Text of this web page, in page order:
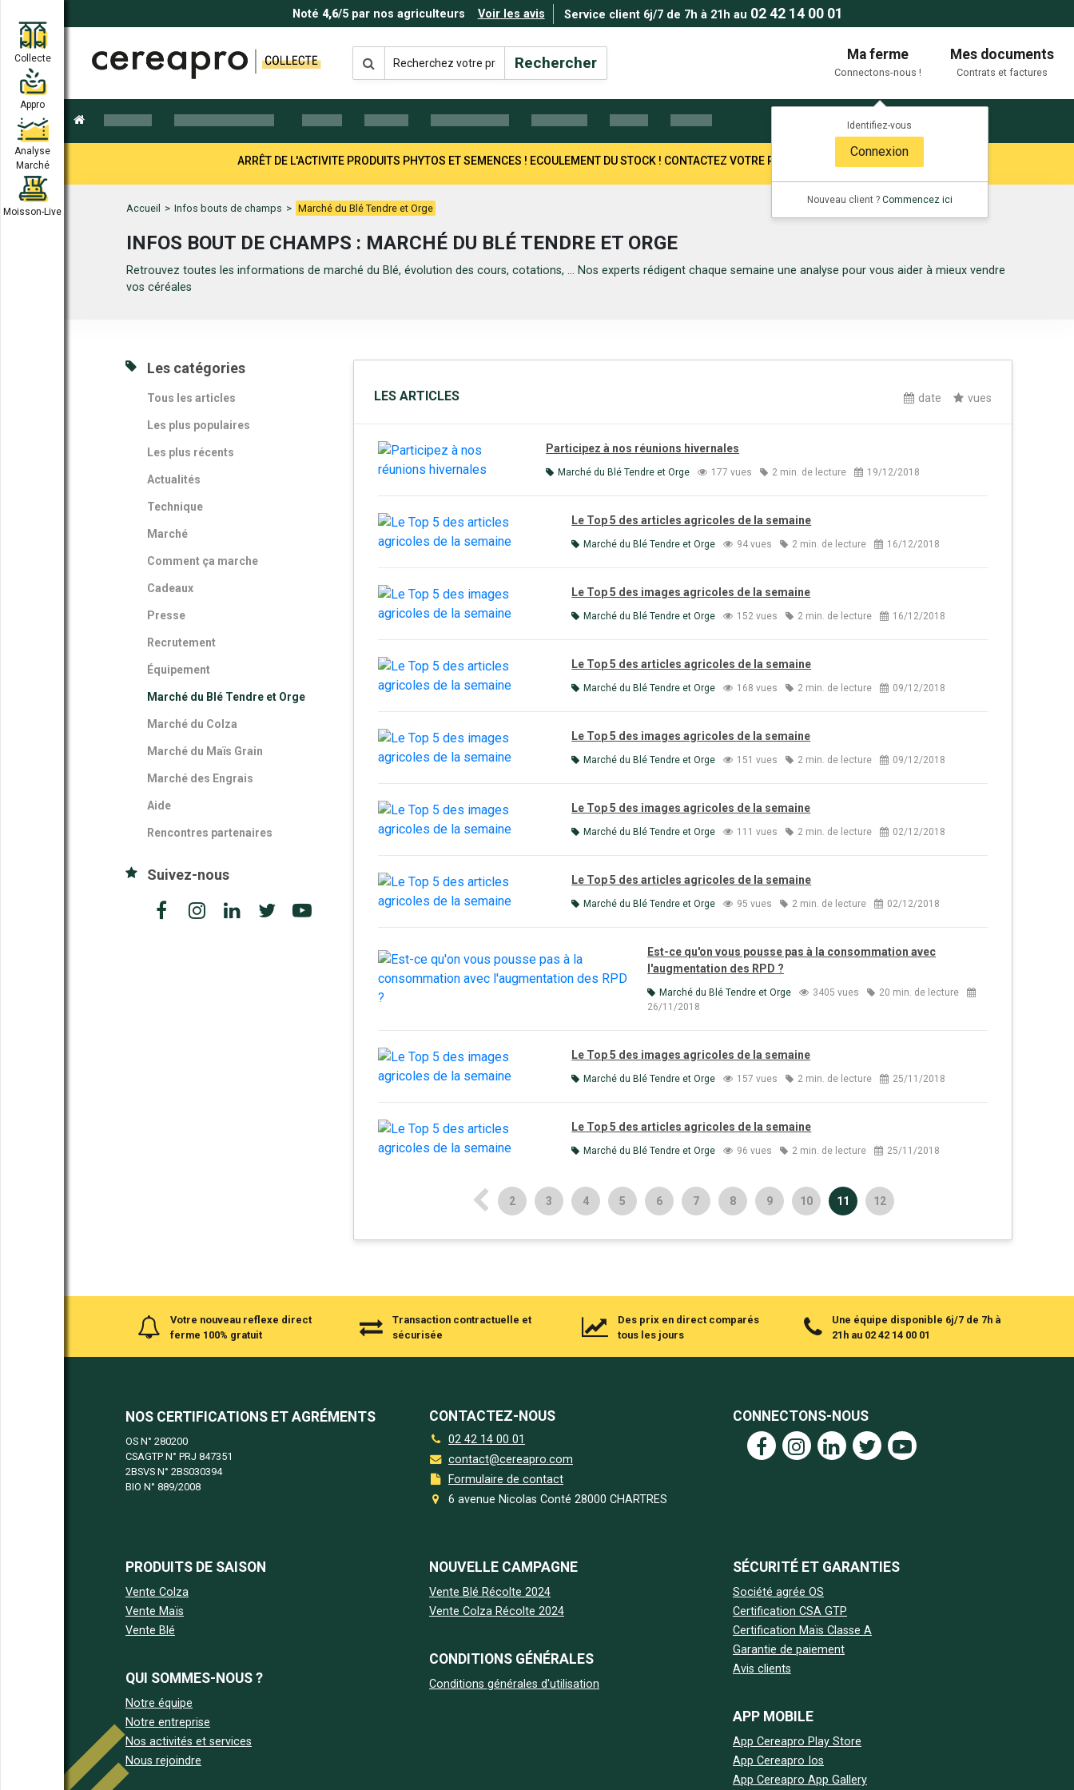
Noté 4,6/5 par nos agriculteurs Voir les avis Service client 6j/7 de 7h à 21h au 02 42 14 00 01
Rechercher Ma ferme
Connectons-nous !
Identifiez-vous
Connexion
Nouveau client ? Commencez ici
Mes documents
Contrats et factures
ARRÊT DE L'ACTIVITE PRODUITS PHYTOS ET SEMENCES ! ECOULEMENT DU STOCK ! CONTACTEZ VOTRE RESPONSABLE SECTEUR !
Collecte
Appro
Analyse
Marché
Moisson-Live Accueil > Infos bouts de champs > Marché du Blé Tendre et Orge
INFOS BOUT DE CHAMPS : MARCHÉ DU BLÉ TENDRE ET ORGE
Retrouvez toutes les informations de marché du Blé, évolution des cours, cotations, ... Nos experts rédigent chaque semaine une analyse pour vous aider à mieux vendre
vos céréales
Les catégories
Tous les articles
Les plus populaires
Les plus récents
Actualités
Technique
Marché
Comment ça marche
Cadeaux
Presse
Recrutement
Équipement
Marché du Blé Tendre et Orge
Marché du Colza
Marché du Maïs Grain
Marché des Engrais
Aide
Rencontres partenaires
Suivez-nous
date vues
LES ARTICLES
Participez à nos réunions hivernales
Marché du Blé Tendre et Orge 177 vues 2 min. de lecture 19/12/2018
Le Top 5 des articles agricoles de la semaine
Marché du Blé Tendre et Orge 94 vues 2 min. de lecture 16/12/2018
Le Top 5 des images agricoles de la semaine
Marché du Blé Tendre et Orge 152 vues 2 min. de lecture 16/12/2018
Le Top 5 des articles agricoles de la semaine
Marché du Blé Tendre et Orge 168 vues 2 min. de lecture 09/12/2018
Le Top 5 des images agricoles de la semaine
Marché du Blé Tendre et Orge 151 vues 2 min. de lecture 09/12/2018
Le Top 5 des images agricoles de la semaine
Marché du Blé Tendre et Orge 111 vues 2 min. de lecture 02/12/2018
Le Top 5 des articles agricoles de la semaine
Marché du Blé Tendre et Orge 95 vues 2 min. de lecture 02/12/2018
Est-ce qu'on vous pousse pas à la consommation avec
l'augmentation des RPD ?
Marché du Blé Tendre et Orge 3405 vues
20 min. de lecture
26/11/2018
Le Top 5 des images agricoles de la semaine
Marché du Blé Tendre et Orge 157 vues 2 min. de lecture 25/11/2018
Le Top 5 des articles agricoles de la semaine
Marché du Blé Tendre et Orge 96 vues 2 min. de lecture 25/11/2018
2 3 4 5 6 7 8 9 10 11 12
Votre nouveau reflexe direct
ferme 100% gratuit
Transaction contractuelle et
sécurisée
Des prix en direct comparés
tous les jours
Une équipe disponible 6j/7 de 7h à
21h au 02 42 14 00 01
NOS CERTIFICATIONS ET AGRÉMENTS
OS N° 280200
CSAGTP N° PRJ 847351
2BSVS N° 2BS030394
BIO N° 889/2008
CONTACTEZ-NOUS
02 42 14 00 01
contact@cereapro.com
Formulaire de contact
6 avenue Nicolas Conté 28000 CHARTRES
CONNECTONS-NOUS
PRODUITS DE SAISON
Vente Colza
Vente Maïs
Vente Blé
QUI SOMMES-NOUS ?
Notre équipe
Notre entreprise
Nos activités et services
Nous rejoindre
NOUVELLE CAMPAGNE
Vente Blé Récolte 2024
Vente Colza Récolte 2024
CONDITIONS GÉNÉRALES
Conditions générales d'utilisation
SÉCURITÉ ET GARANTIES
Société agrée OS
Certification CSA GTP
Certification Maïs Classe A
Garantie de paiement
Avis clients
APP MOBILE
App Cereapro Play Store
App Cereapro Ios
App Cereapro App Gallery